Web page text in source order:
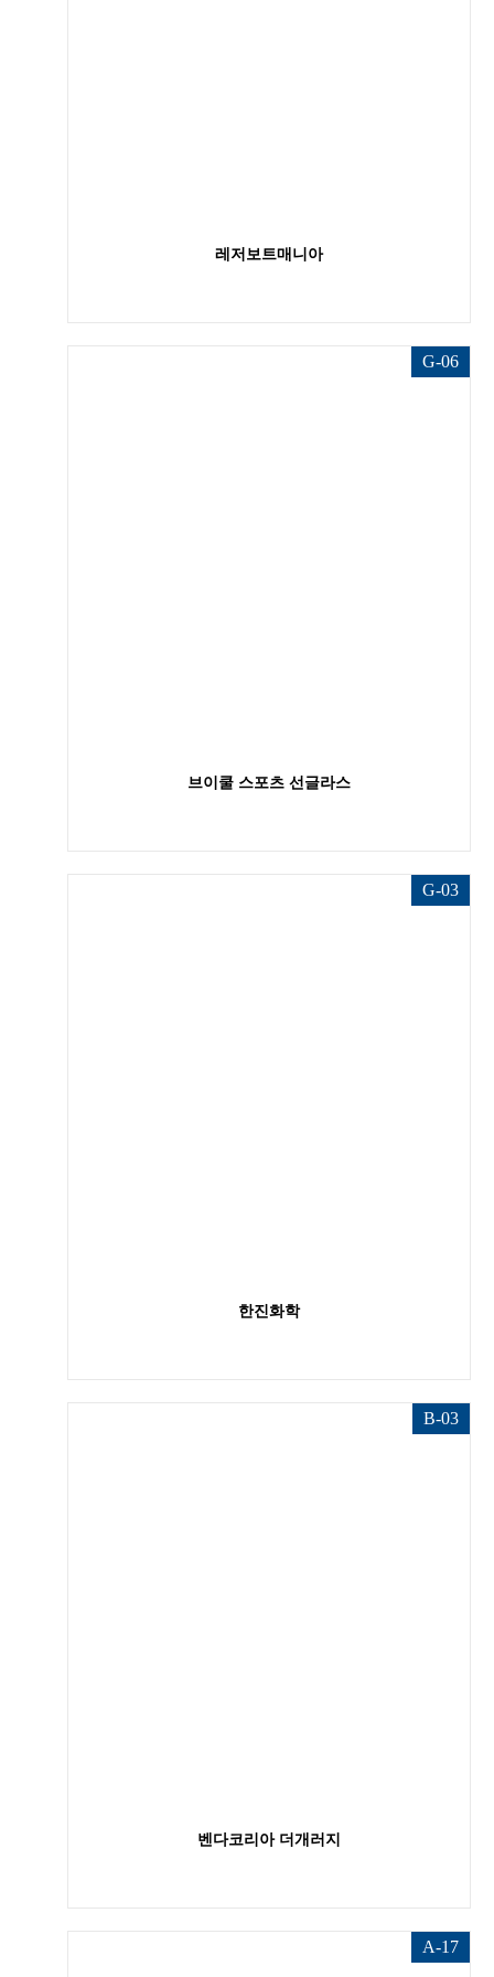
레저보트매니아
G-06
브이쿨 스포츠 선글라스
G-03
한진화학
B-03
벤다코리아 더개러지
A-17